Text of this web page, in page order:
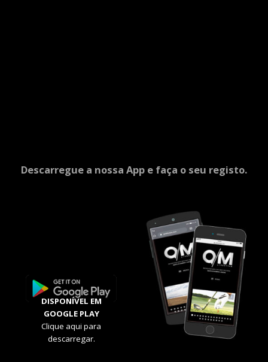
Descarregue a nossa App e faça o seu registo.
DISPONÍVEL EM
GOOGLE PLAY
Clique aqui para
descarregar.